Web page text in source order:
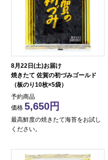
8月22日(土)お届け
焼きたて 佐賀の初づみゴールド
（板のり10枚×5袋）
予約商品
価格 5,650
最高鮮度の焼きたて海苔をお試し
ください。